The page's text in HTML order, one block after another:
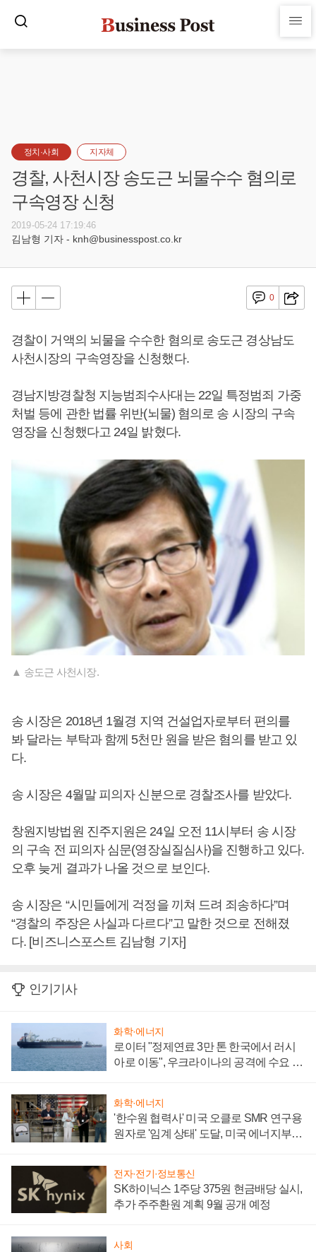
정치·사회 지자체
경찰, 사천시장 송도근 뇌물수수 혐의로
구속영장 신청
2019-05-24 17:19:46
김남형 기자 - knh@businesspost.co.kr
0
경찰이 거액의 뇌물을 수수한 혐의로 송도근 경상남도
사천시장의 구속영장을 신청했다.
경남지방경찰청 지능범죄수사대는 22일 특정범죄 가중
처벌 등에 관한 법률 위반(뇌물) 혐의로 송 시장의 구속
영장을 신청했다고 24일 밝혔다.
▲ 송도근 사천시장.
송 시장은 2018년 1월경 지역 건설업자로부터 편의를
봐 달라는 부탁과 함께 5천만 원을 받은 혐의를 받고 있
다.
송 시장은 4월말 피의자 신분으로 경찰조사를 받았다.
창원지방법원 진주지원은 24일 오전 11시부터 송 시장
의 구속 전 피의자 심문(영장실질심사)을 진행하고 있다.
오후 늦게 결과가 나올 것으로 보인다.
송 시장은 “시민들에게 걱정을 끼쳐 드려 죄송하다”며
“경찰의 주장은 사실과 다르다”고 말한 것으로 전해졌
다. [비즈니스포스트 김남형 기자]
인기기사
화학·에너지
로이터 "정제연료 3만 톤 한국에서 러시
아로 이동", 우크라이나의 공격에 수요 늘
화학·에너지
'한수원 협력사' 미국 오클로 SMR 연구용
원자로 '임계 상태' 도달, 미국 에너지부
전자·전기·정보통신
SK하이닉스 1주당 375원 현금배당 실시,
추가 주주환원 계획 9월 공개 예정
사회